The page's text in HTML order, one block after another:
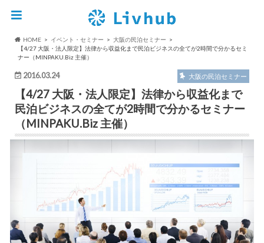
HOME イベント・セミナー
大阪の民泊セミナー
【4/27 大阪・法人限定】法律から収益化まで民泊ビジネスの全てが2時間で分かるセミ
ナー（MINPAKU.Biz 主催）
2016.03.24 大阪の民泊セミナー
【4/27 大阪・法人限定】法律から収益化まで
民泊ビジネスの全てが2時間で分かるセミナー
（MINPAKU.Biz 主催）